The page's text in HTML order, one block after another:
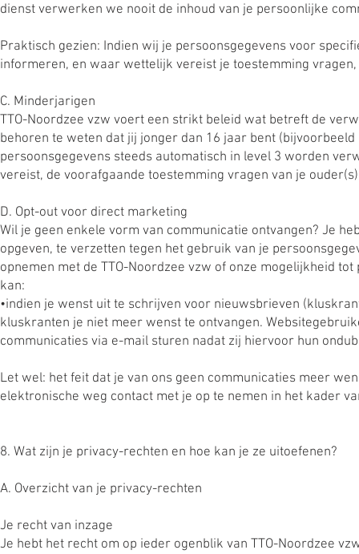
dienst verwerken we nooit de inhoud van je persoonlijke
Praktisch gezien: Indien wij je persoonsgegevens voor
informeren, en waar wettelijk vereist je toestemming
C. Minderjarigen
TTO-Noordzee vzw voert een strikt beleid wat betreft de
behoren te weten dat jij jonger dan 16 jaar bent
persoonsgegevens steeds automatisch in level 3 worden
vereist, de voorafgaande toestemming vragen van je
D. Opt-out voor direct marketing
Wil je geen enkele vorm van communicatie ontvangen? Je
opgeven, te verzetten tegen het gebruik van je
opnemen met de TTO-Noordzee vzw of onze mogelijkheid
kan:
•indien je wenst uit te schrijven voor nieuwsbrieven
kluskranten je niet meer wenst te ontvangen.
communicaties via e-mail sturen nadat zij hiervoor hun
Let wel: het feit dat je van ons geen communicaties meer
elektronische weg contact met je op te nemen in het kader
8. Wat zijn je privacy-rechten en hoe kan je ze uitoefenen?
A. Overzicht van je privacy-rechten
Je recht van inzage
Je hebt het recht om op ieder ogenblik van TTO-Noordzee